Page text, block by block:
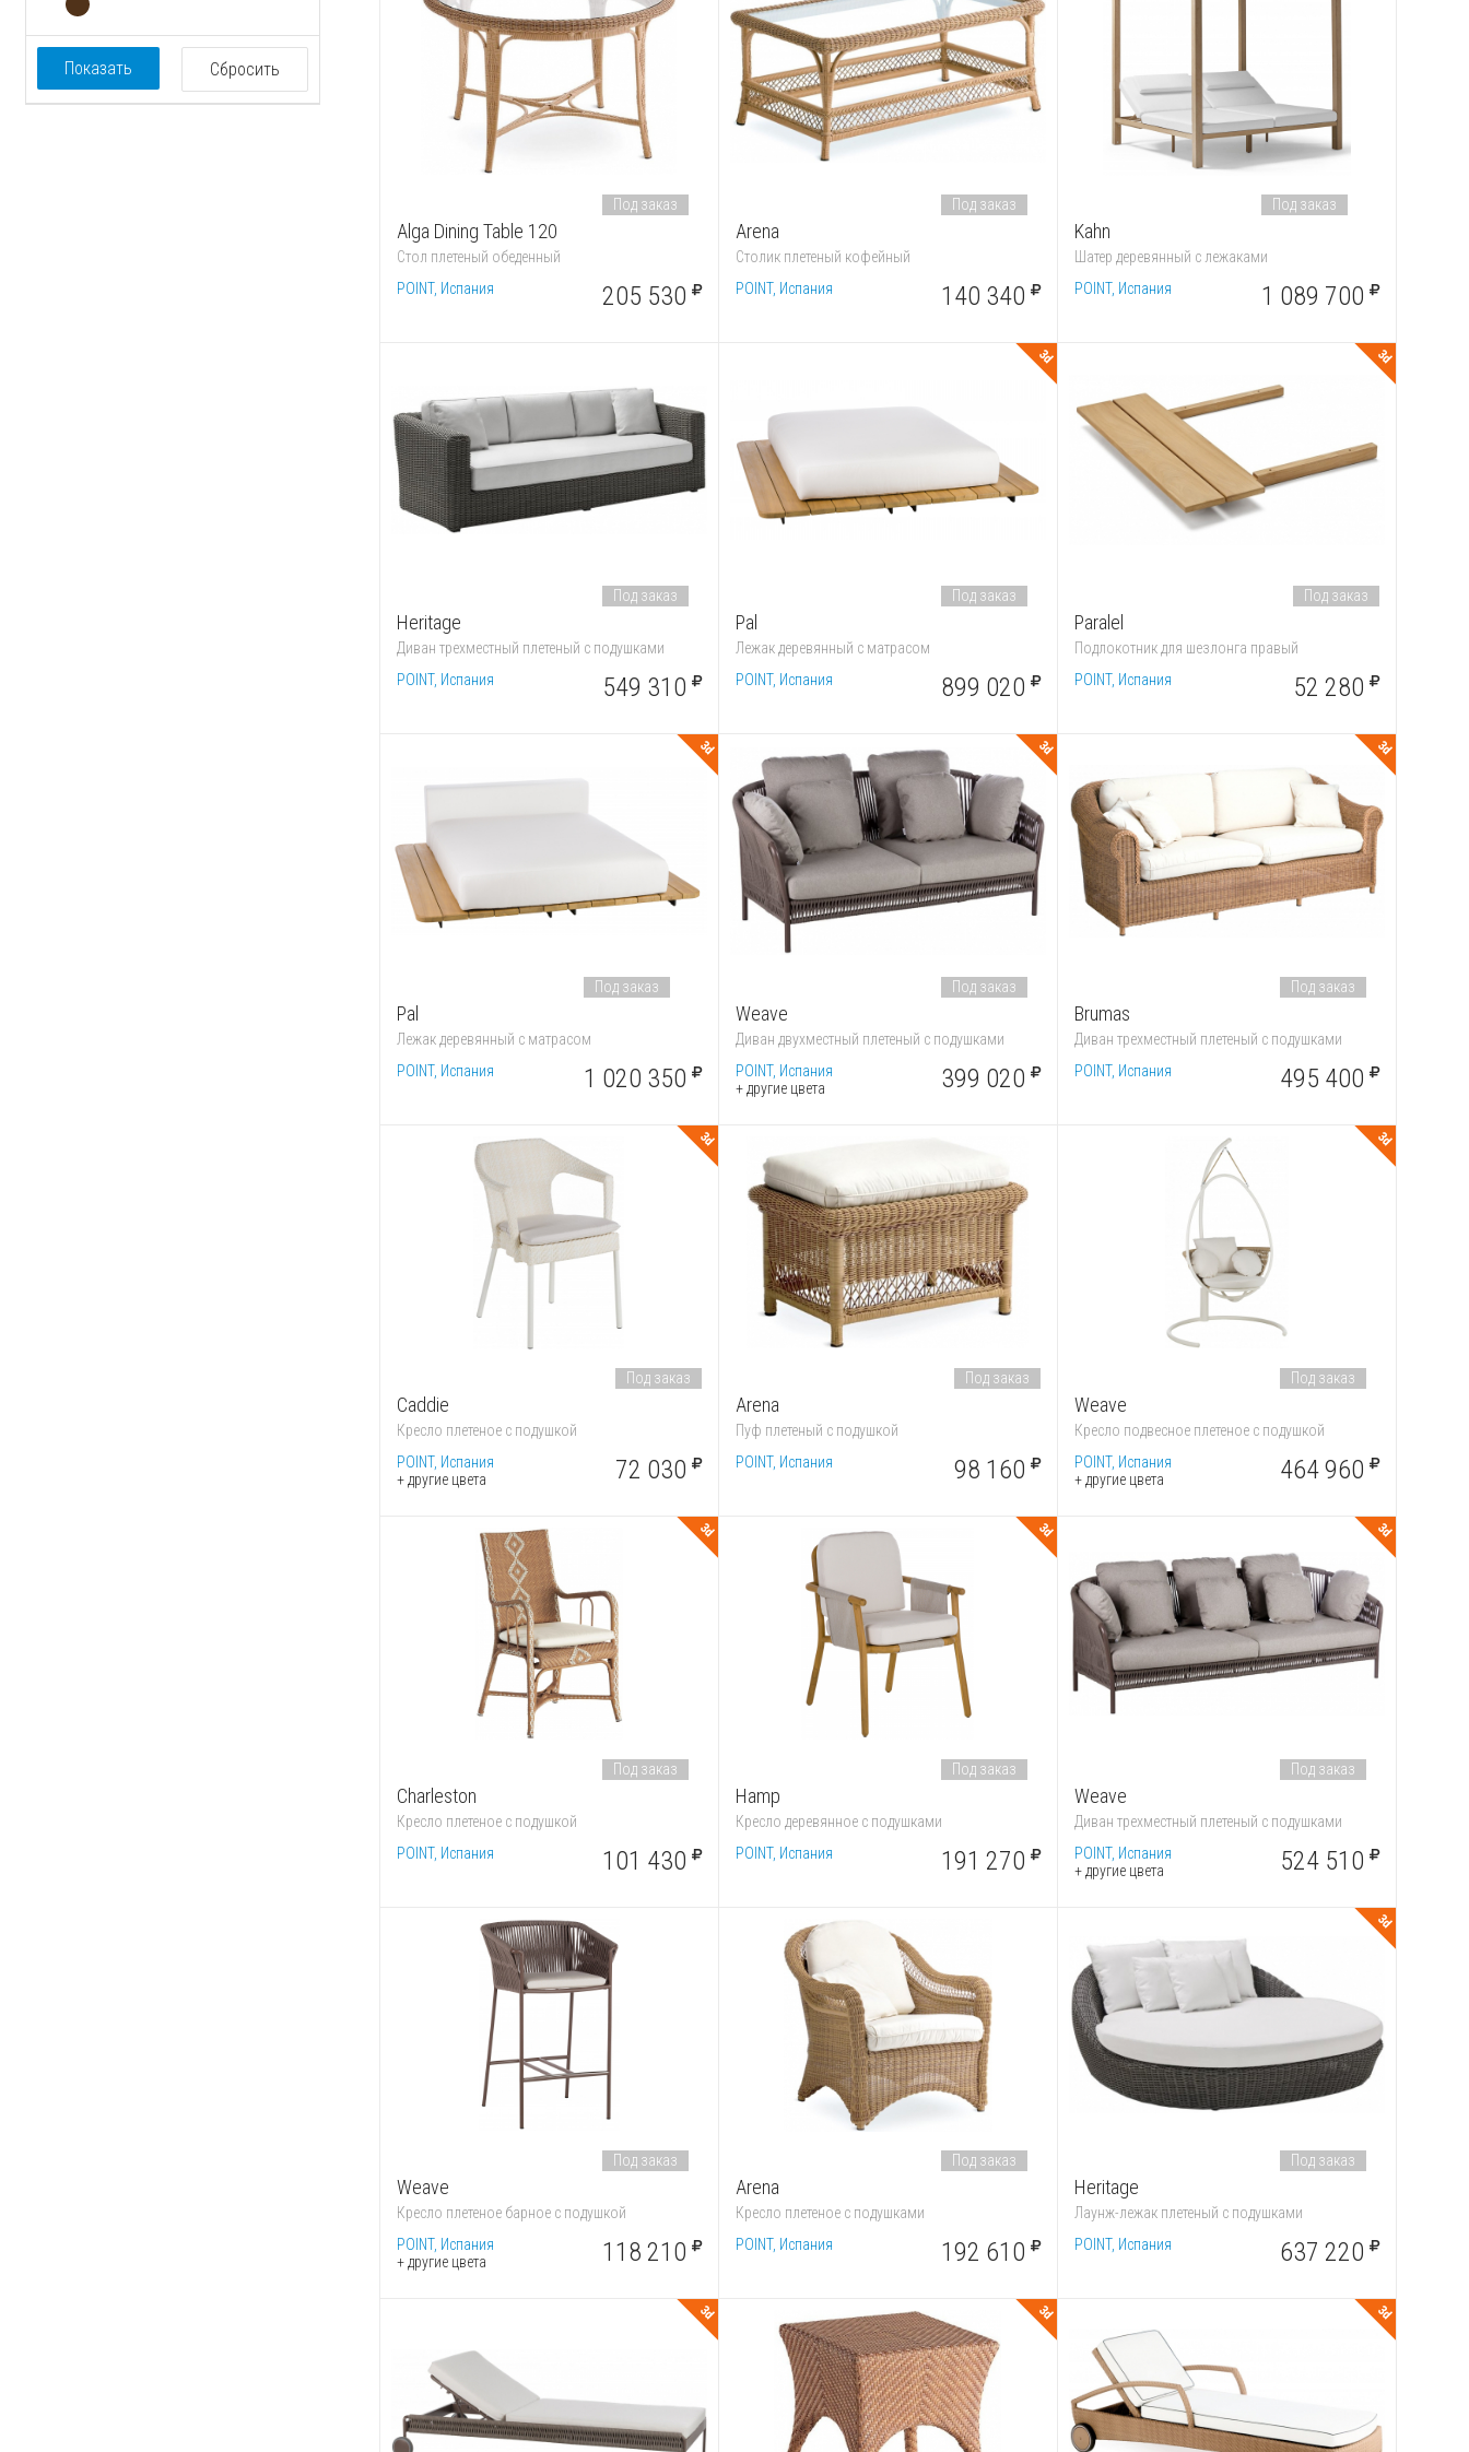
СТОЛИК
Показать Сбросить
Alga Dining Table 120
Стол плетеный обеденный
POINT, Испания
Под заказ
205 530
Arena
Столик плетеный кофейный
POINT, Испания
Под заказ
140 340
Kahn
Шатер деревянный с лежаками
POINT, Испания
Под заказ
1 089 700
Heritage
Диван трехместный плетеный с подушками
POINT, Испания
Под заказ
549 310
3d
Pal
Лежак деревянный с матрасом
POINT, Испания
Под заказ
899 020
3d
Paralel
Подлокотник для шезлонга правый
POINT, Испания
Под заказ
52 280
3d
Pal
Лежак деревянный с матрасом
POINT, Испания
Под заказ
1 020 350
3d
Weave
Диван двухместный плетеный с подушками
POINT, Испания
+ другие цвета
Под заказ
399 020
3d
Brumas
Диван трехместный плетеный с подушками
POINT, Испания
Под заказ
495 400
3d
Caddie
Кресло плетеное с подушкой
POINT, Испания
+ другие цвета
Под заказ
72 030
Arena
Пуф плетеный с подушкой
POINT, Испания
Под заказ
98 160
3d
Weave
Кресло подвесное плетеное с подушкой
POINT, Испания
+ другие цвета
Под заказ
464 960
3d
Charleston
Кресло плетеное с подушкой
POINT, Испания
Под заказ
101 430
3d
Hamp
Кресло деревянное с подушками
POINT, Испания
Под заказ
191 270
3d
Weave
Диван трехместный плетеный с подушками
POINT, Испания
+ другие цвета
Под заказ
524 510
Weave
Кресло плетеное барное с подушкой
POINT, Испания
+ другие цвета
Под заказ
118 210
Arena
Кресло плетеное с подушками
POINT, Испания
Под заказ
192 610
3d
Heritage
Лаунж-лежак плетеный с подушками
POINT, Испания
Под заказ
637 220
3d 3d 3d